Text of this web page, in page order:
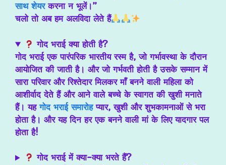
साथ शेयरकरना न भूलें।”
चलो तो अब हम अलविदालेते हैं
गोद भराई क्या होती है?
गोद भराई एक पारंपरिक भारतीय रस्म है, जो गर्भावस्था के दौरान
आयोजित की जाती है। और जो गर्भवती होती है उसके सम्मान में
सारा परिवार और रिश्तेदार मिलकर माँ बनने वाली महिला को
आशीर्वाद देते हैं और आने वाले बच्चे के स्वागत की खुशी मनाते
हैं। यहगोद भराई समारोहप्यार, खुशी और शुभकामनाओं से भरा
होता है। और यह दिन हर एक बनने वाली मां के लिए यादगार पल
होता है!
गोद भराई में क्या-क्या भरते हैं?